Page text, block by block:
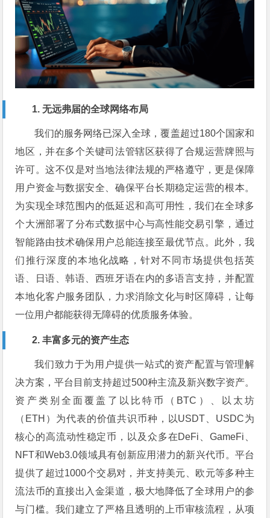
1. 无远弗届的全球网络布局
我们的服务网络已深入全球，覆盖超过180个国家和
地区，并在多个关键司法管辖区获得了合规运营牌照与
许可。这不仅是对当地法律法规的严格遵守，更是保障
用户资金与数据安全、确保平台长期稳定运营的根本。
为实现全球范围内的低延迟和高可用性，我们在全球多
个大洲部署了分布式数据中心与高性能交易引擎，通过
智能路由技术确保用户总能连接至最优节点。此外，我
们推行深度的本地化战略，针对不同市场提供包括英
语、日语、韩语、西班牙语在内的多语言支持，并配置
本地化客户服务团队，力求消除文化与时区障碍，让每
一位用户都能获得无障碍的优质服务体验。
2. 丰富多元的资产生态
我们致力于为用户提供一站式的资产配置与管理解
决方案，平台目前支持超过500种主流及新兴数字资产。
资产类别全面覆盖了以比特币（BTC）、以太坊
（ETH）为代表的价值共识币种，以USDT、USDC为
核心的高流动性稳定币，以及众多在DeFi、GameFi、
NFT和Web3.0领域具有创新应用潜力的新兴代币。平台
提供了超过1000个交易对，并支持美元、欧元等多种主
流法币的直接出入金渠道，极大地降低了全球用户的参
与门槛。我们建立了严格且透明的上币审核流程，从项